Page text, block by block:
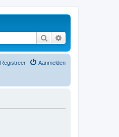
Zoek
Aanmelden
Registreer